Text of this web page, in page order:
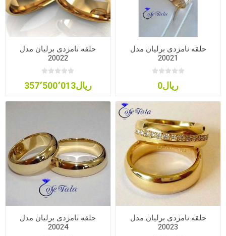
حلقه نامزدی برلیان مدل
20021
ریال0
حلقه نامزدی برلیان مدل
20022
ریال357٬500٬013
حلقه نامزدی برلیان مدل
20023
حلقه نامزدی برلیان مدل
20024